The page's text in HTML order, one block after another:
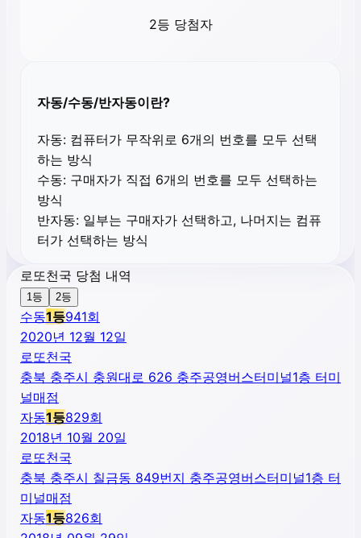
2등 당첨자
자동/수동/반자동이란?
자동: 컴퓨터가 무작위로 6개의 번호를 모두 선택
하는 방식
수동: 구매자가 직접 6개의 번호를 모두 선택하는
방식
반자동: 일부는 구매자가 선택하고, 나머지는 컴퓨
터가 선택하는 방식
로또천국 당첨 내역
1등 2등
수동1등941회
2020년 12월 12일
로또천국
충북 충주시 충원대로 626 충주공영버스터미널1층 터미
널매점
자동1등829회
2018년 10월 20일
로또천국
충북 충주시 칠금동 849번지 충주공영버스터미널1층 터
미널매점
자동1등826회